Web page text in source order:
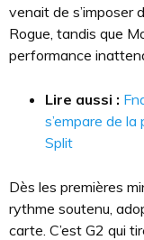
venait de s’imposer
Rogue, tandis que
performance
Lire aussi :
s’empare de
Split
Dès les premières
rythme soutenu,
carte. C’est G2 qui